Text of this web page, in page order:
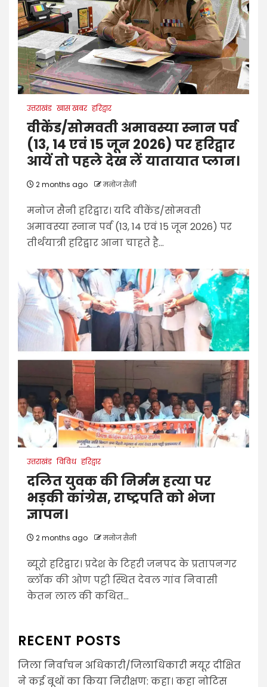
उत्तराखंड खास खबर हरिद्वार
वीकेंड/सोमवती अमावस्या स्नान पर्व
(13, 14 एवं 15 जून 2026) पर हरिद्वार
आयें तो पहले देख लें यातायात प्लान।
2 months ago मनोज सैनी
मनोज सैनी हरिद्वार। यदि वीकेंड/सोमवती
अमावस्या स्नान पर्व (13, 14 एवं 15 जून 2026) पर
तीर्थयात्री हरिद्वार आना चाहते है...
उत्तराखंड विविध हरिद्वार
दलित युवक की निर्मम हत्या पर
भड़की कांग्रेस, राष्ट्रपति को भेजा
ज्ञापन।
2 months ago मनोज सैनी
ब्यूरो हरिद्वार। प्रदेश के टिहरी जनपद के प्रतापनगर
ब्लॉक की ओण पट्टी स्थित देवल गांव निवासी
केतन लाल की कथित...
RECENT POSTS
जिला निर्वाचन अधिकारी/जिलाधिकारी मयूर दीक्षित
ने कई बूथों का किया निरीक्षण: कहा। कहा नोटिस